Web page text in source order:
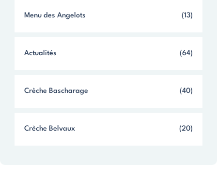
Menu des Angelots (13)
Actualités (64)
Crèche Bascharage (40)
Crèche Belvaux (20)